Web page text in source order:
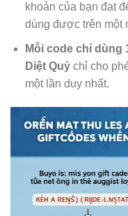
khoản của bạn đạt
dùng được trên một
Mỗi code chỉ dùng
Diệt Quỷchỉ cho
một lần duy nhất.